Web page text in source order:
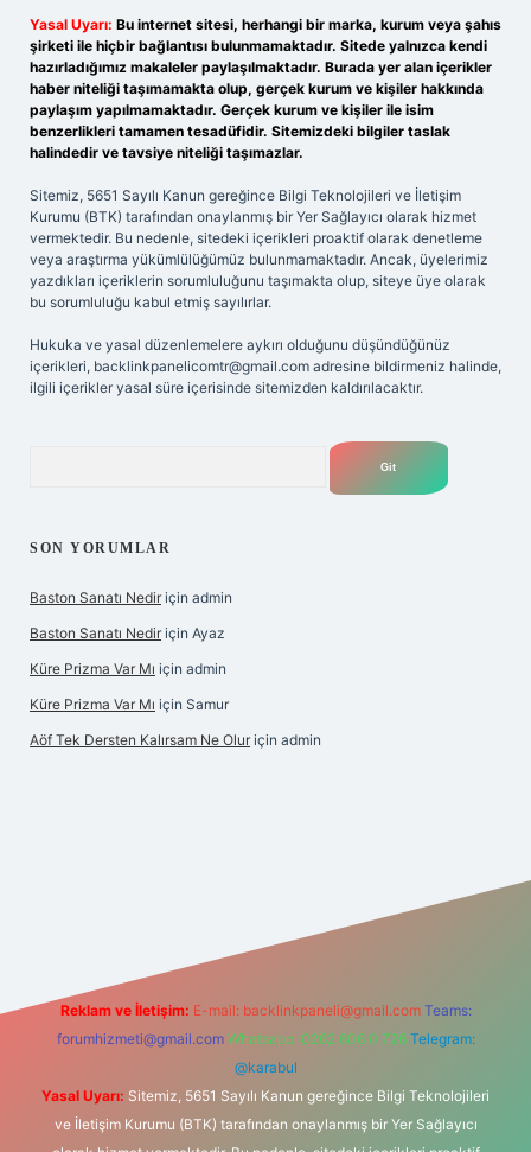
Yasal Uyarı: Bu internet sitesi, herhangi bir marka, kurum veya şahıs
şirketi ile hiçbir bağlantısı bulunmamaktadır. Sitede yalnızca kendi
hazırladığımız makaleler paylaşılmaktadır. Burada yer alan içerikler
haber niteliği taşımamakta olup, gerçek kurum ve kişiler hakkında
paylaşım yapılmamaktadır. Gerçek kurum ve kişiler ile isim
benzerlikleri tamamen tesadüfidir. Sitemizdeki bilgiler taslak
halindedir ve tavsiye niteliği taşımazlar.
Sitemiz, 5651 Sayılı Kanun gereğince Bilgi Teknolojileri ve İletişim
Kurumu (BTK) tarafından onaylanmış bir Yer Sağlayıcı olarak hizmet
vermektedir. Bu nedenle, sitedeki içerikleri proaktif olarak denetleme
veya araştırma yükümlülüğümüz bulunmamaktadır. Ancak, üyelerimiz
yazdıkları içeriklerin sorumluluğunu taşımakta olup, siteye üye olarak
bu sorumluluğu kabul etmiş sayılırlar.
Hukuka ve yasal düzenlemelere aykırı olduğunu düşündüğünüz
içerikleri, backlinkpanelicomtr@gmail.com adresine bildirmeniz halinde,
ilgili içerikler yasal süre içerisinde sitemizden kaldırılacaktır.
SON YORUMLAR
Baston Sanatı Nedir için admin
Baston Sanatı Nedir için Ayaz
Küre Prizma Var Mı için admin
Küre Prizma Var Mı için Samur
Aöf Tek Dersten Kalırsam Ne Olur için admin
Reklam ve İletişim: E-mail: backlinkpaneli@gmail.com Teams:
forumhizmeti@gmail.com Whatsapp: 0262 606 0 726 Telegram:
@karabul
Yasal Uyarı: Sitemiz, 5651 Sayılı Kanun gereğince Bilgi Teknolojileri
ve İletişim Kurumu (BTK) tarafından onaylanmış bir Yer Sağlayıcı